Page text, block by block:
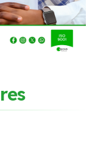
res